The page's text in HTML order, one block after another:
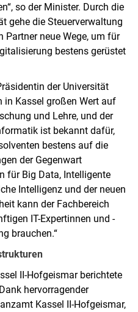
so der Minister. Durch die
gehe die Steuerverwaltung
neue Wege, um für
bestens gerüstet
der Universität
in Kassel großen Wert auf
und Lehre, und der
ist bekannt dafür,
bestens auf die
der Gegenwart
für Big Data, Intelligente
Intelligenz und der neuen
kann der Fachbereich
IT-Expertinnen und -
brauchen.“
II-Hofgeismar berichtete
hervorragender
Kassel II-Hofgeismar,